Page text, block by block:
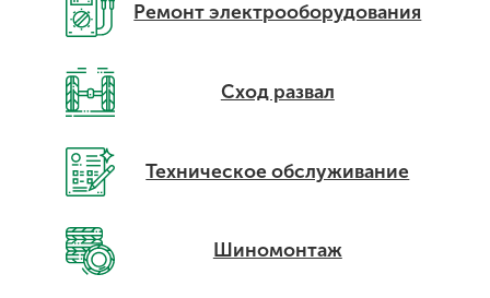
Ремонт электрооборудования
Сход развал
Техническое обслуживание
Шиномонтаж